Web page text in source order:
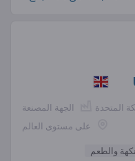
الجهة المصنعة
المتحدة
على مستوى العالم
والطعم